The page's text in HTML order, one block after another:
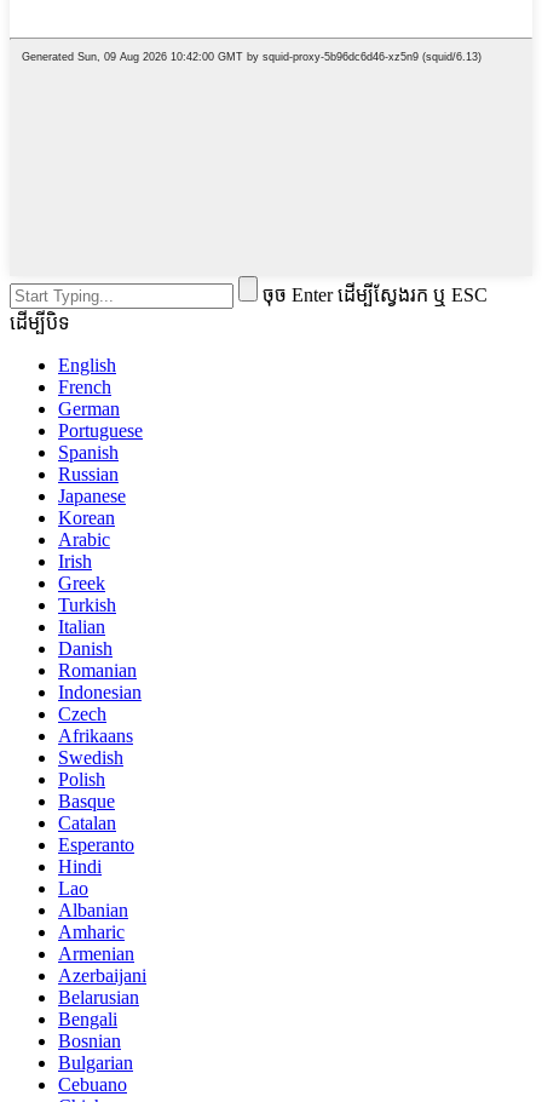
ចុច Enter ដើម្បីស្វែងរក ឬ ESC
ដើម្បីបិទ
English
French
German
Portuguese
Spanish
Russian
Japanese
Korean
Arabic
Irish
Greek
Turkish
Italian
Danish
Romanian
Indonesian
Czech
Afrikaans
Swedish
Polish
Basque
Catalan
Esperanto
Hindi
Lao
Albanian
Amharic
Armenian
Azerbaijani
Belarusian
Bengali
Bosnian
Bulgarian
Cebuano